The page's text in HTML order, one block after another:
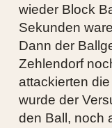
wieder Block
Sekunden
Dann der
Zehlendorf
attackierten
wurde der
den Ball, noch